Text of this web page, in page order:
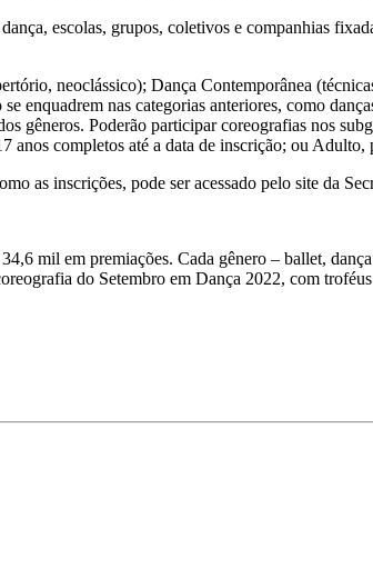
escolas, grupos, coletivos e companhias
neoclássico); Dança Contemporânea
enquadrem nas categorias anteriores, como
gêneros. Poderão participar coreografias nos
anos completos até a data de inscrição; ou Adulto,
as inscrições, pode ser acessado pelo site da
mil em premiações. Cada gênero – ballet,
do Setembro em Dança 2022, com